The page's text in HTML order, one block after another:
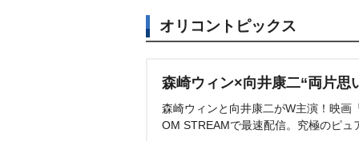
オリコントピックス
森崎ウィン×向井康二“両片思
森崎ウィンと向井康二がW主演！映画
OM STREAMで最速配信。究極のピュ